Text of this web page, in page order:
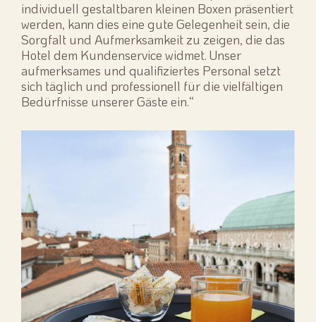
individuell gestaltbaren kleinen Boxen präsentiert
werden, kann dies eine gute Gelegenheit sein, die
Sorgfalt und Aufmerksamkeit zu zeigen, die das
Hotel dem Kundenservice widmet. Unser
aufmerksames und qualifiziertes Personal setzt
sich täglich und professionell für die vielfältigen
Bedürfnisse unserer Gäste ein.“